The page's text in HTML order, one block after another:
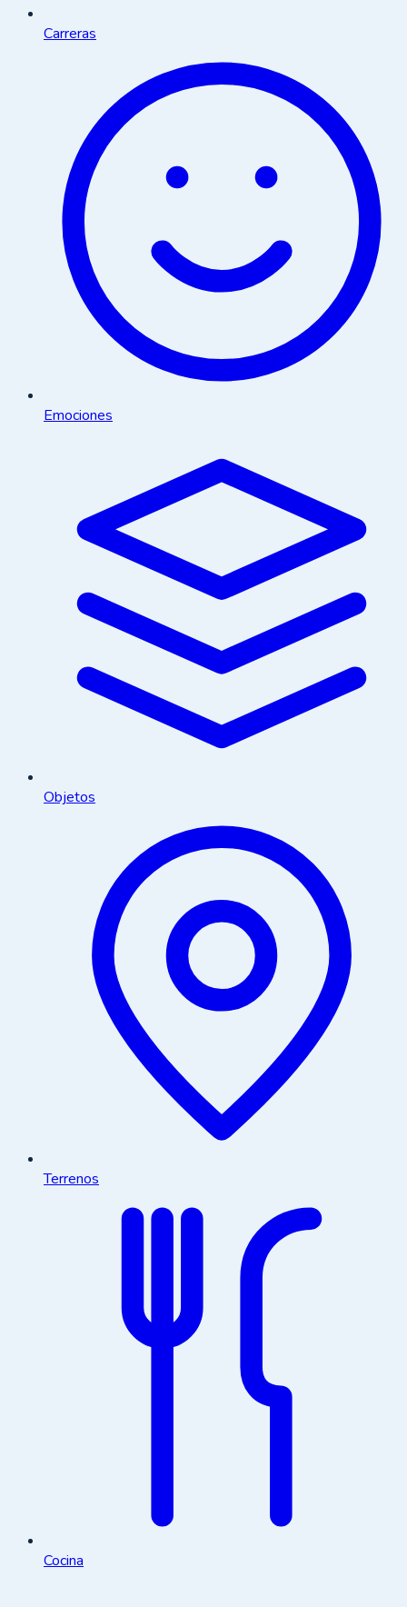
Carreras
Emociones
Objetos
Terrenos
Cocina